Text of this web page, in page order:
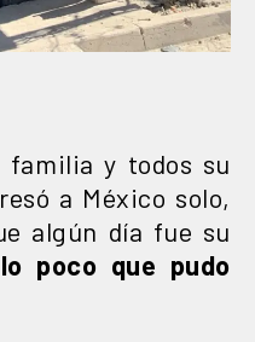
familia y todos su
a México solo,
algún día fue su
poco que pudo